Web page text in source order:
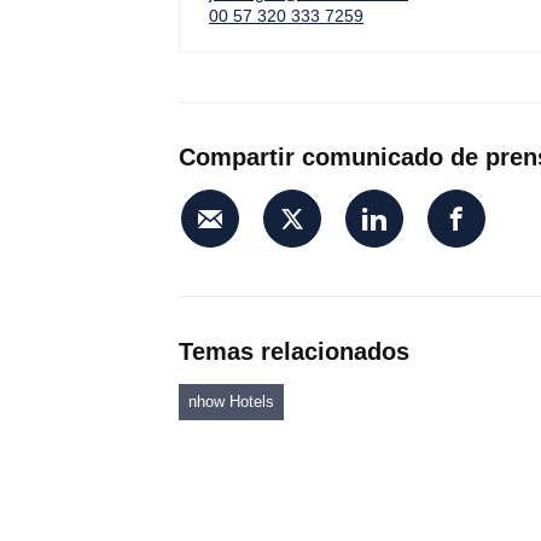
00 57 320 333 7259
Compartir comunicado de
Temas relacionados
nhow Hotels